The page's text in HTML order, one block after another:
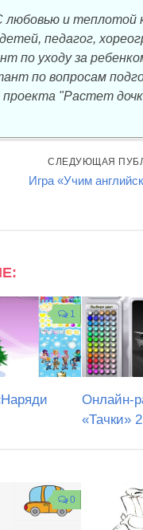
любовью и теплотой
педагог,
по уходу за
по вопросам
проекта "Растет
СЛЕДУЮЩАЯ
Игра «Учим
1
Онлайн-
«Тачки» 2
0